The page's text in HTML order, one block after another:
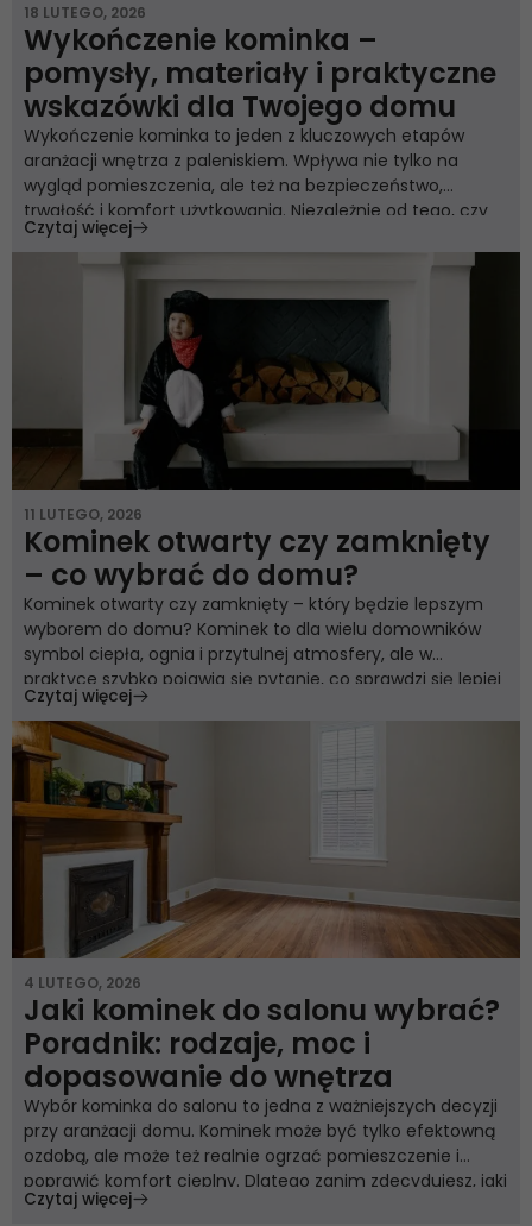
18 LUTEGO, 2026
Wykończenie kominka –
pomysły, materiały i praktyczne
wskazówki dla Twojego domu
Wykończenie kominka to jeden z kluczowych etapów
aranżacji wnętrza z paleniskiem. Wpływa nie tylko na
wygląd pomieszczenia, ale też na bezpieczeństwo,
trwałość i komfort użytkowania. Niezależnie od tego, czy
planujesz nowoczesną zabudowę, czy klasyczny kominek,
wybór materiału i formy ma realne znaczenie. Poniżej
znajdziesz praktyczny przewodnik, który pomoże dobrać
wykończenie kominka do wnętrza i własnych […]
Czytaj więcej
11 LUTEGO, 2026
Kominek otwarty czy zamknięty
– co wybrać do domu?
Kominek otwarty czy zamknięty – który będzie lepszym
wyborem do domu? Kominek to dla wielu domowników
symbol ciepła, ognia i przytulnej atmosfery, ale w
praktyce szybko pojawia się pytanie, co sprawdzi się lepiej
na co dzień: otwarte palenisko czy wkład kominkowy z
drzwiczkami. Różnice nie sprowadzają się tylko do
wyglądu. Chodzi o sposób spalania drewna, […]
Czytaj więcej
4 LUTEGO, 2026
Jaki kominek do salonu wybrać?
Poradnik: rodzaje, moc i
dopasowanie do wnętrza
Wybór kominka do salonu to jedna z ważniejszych decyzji
przy aranżacji domu. Kominek może być tylko efektowną
ozdobą, ale może też realnie ogrzać pomieszczenie i
poprawić komfort cieplny. Dlatego zanim zdecydujesz, jaki
kominek do salonu wybrać, warto spojrzeć nie tylko na
Czytaj więcej
Konieczne
nie są
opcjonalne. Są
do
strony
internetowej.
Statystyka
Abyśmy mogli
poprawić
funkcjonalność